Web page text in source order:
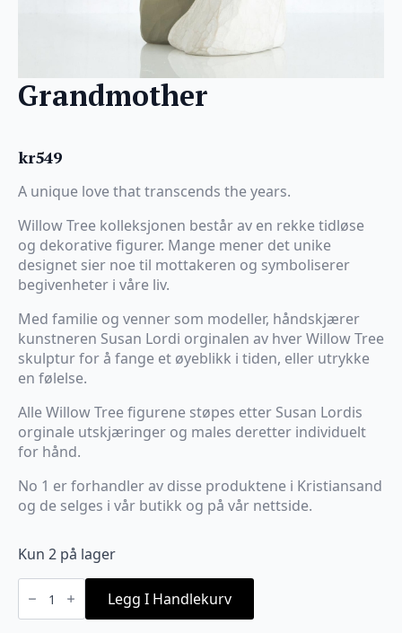
Grandmother
kr549
A unique love that transcends the years.
Willow Tree kolleksjonen består av en rekke tidløse
og dekorative figurer. Mange mener det unike
designet sier noe til mottakeren og symboliserer
begivenheter i våre liv.
Med familie og venner som modeller, håndskjærer
kunstneren Susan Lordi orginalen av hver Willow Tree
skulptur for å fange et øyeblikk i tiden, eller utrykke
en følelse.
Alle Willow Tree figurene støpes etter Susan Lordis
orginale utskjæringer og males deretter individuelt
for hånd.
No 1 er forhandler av disse produktene i Kristiansand
og de selges i vår butikk og på vår nettside.
Kun 2 på lager
Grandmother
antall Legg I Handlekurv